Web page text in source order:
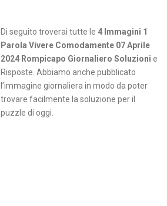
Di seguito troverai tutte le 4 Immagini 1
Parola Vivere Comodamente 07 Aprile
2024 Rompicapo Giornaliero Soluzioni e
Risposte. Abbiamo anche pubblicato
l’immagine giornaliera in modo da poter
trovare facilmente la soluzione per il
puzzle di oggi.